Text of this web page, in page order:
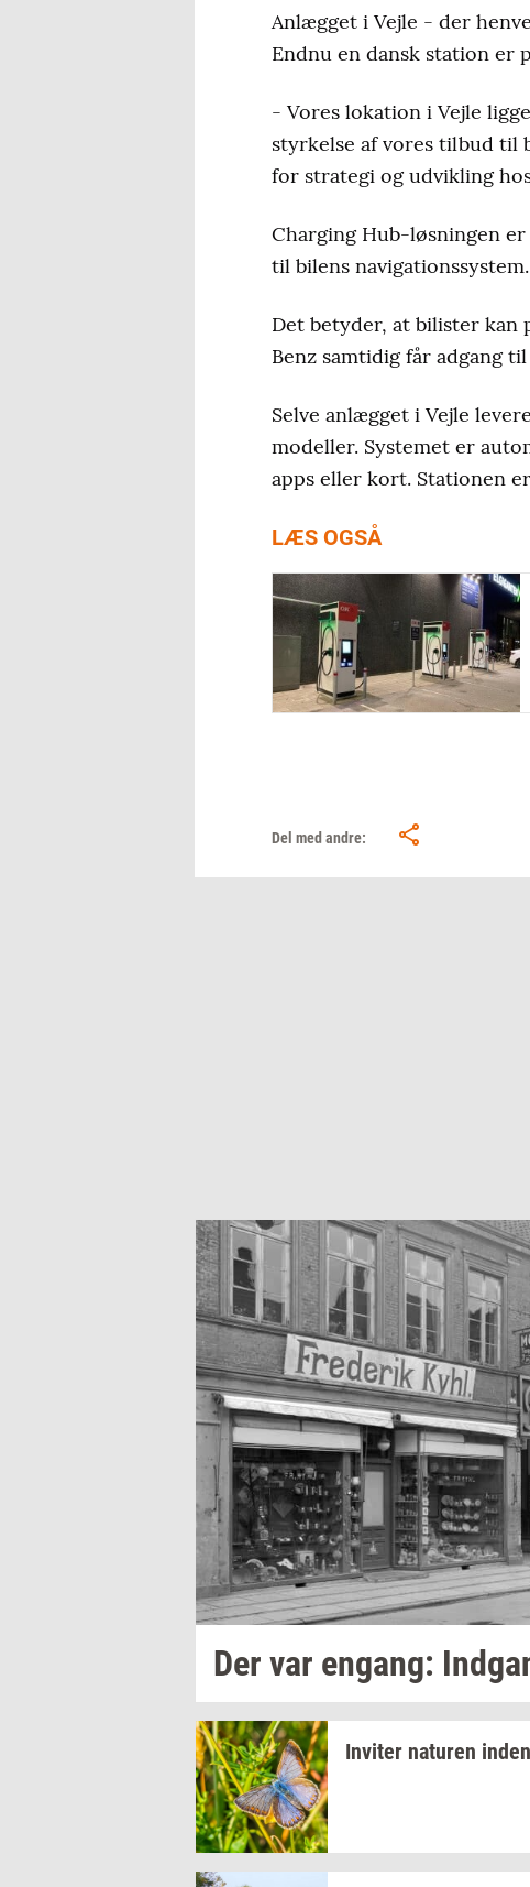
Anlægget i Vejle - der
Endnu en dansk station er
- Vores lokation i Vejle
styrkelse af vores tilbud til
for strategi og udvikling
Charging Hub-løsningen
til bilens navigationssystem.
Det betyder, at bilister kan
Benz samtidig får adgang
Selve anlægget i Vejle
modeller. Systemet er
apps eller kort. Stationen
LÆS OGSÅ
Del med andre:
Der var en­gang:
In­vi­ter na­tu­ren